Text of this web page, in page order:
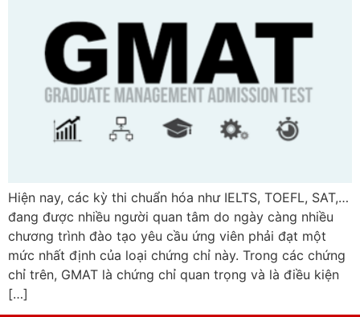
Hiện nay, các kỳ thi chuẩn hóa như IELTS, TOEFL, SAT,…
đang được nhiều người quan tâm do ngày càng nhiều
chương trình đào tạo yêu cầu ứng viên phải đạt một
mức nhất định của loại chứng chỉ này. Trong các chứng
chỉ trên, GMAT là chứng chỉ quan trọng và là điều kiện
[…]